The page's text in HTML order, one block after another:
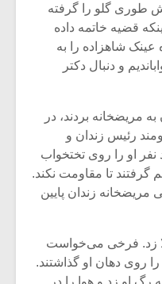
طوری گلو را گرفته
قضیه‌ خاتمه داده
شاهزاده را به
و دنبال دکتر
مریضخانه بردند، در
رئیس زندان و
او را روی‌ تختخواب
گرفتند تا مقاومت نکند.
زندان پایین
زد. فرخی‌ می‌خواست
روی دهان او گذاشتند.
رگ او زد و هوا را در